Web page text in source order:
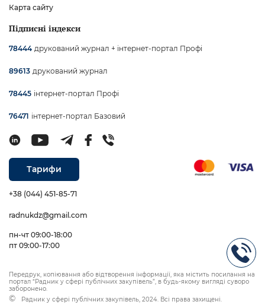
Карта сайту
Підписні індекси
78444 друкований журнал + інтернет-портал Профі
89613 друкований журнал
78445 інтернет-портал Профі
76471 інтернет-портал Базовий
Тарифи
+38 (044) 451-85-71
radnukdz@gmail.com
пн-чт 09:00-18:00
пт 09:00-17:00
Передрук, копіювання або відтворення інформації, яка містить посилання на
портал “Радник у сфері публічних закупівель”, в будь-якому вигляді суворо
заборонено.
Радник у сфері публічних закупівель, 2024. Всі права захищені.